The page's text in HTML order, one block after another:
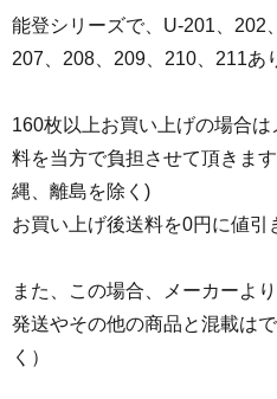
能登シリーズで、U-201、202
207、208、209、210、211あ
160枚以上お買い上げの場合
料を当方で負担させて頂きま
縄、離島を除く)
お買い上げ後送料を0円に値引
また、この場合、メーカーよ
発送やその他の商品と混載は
く）